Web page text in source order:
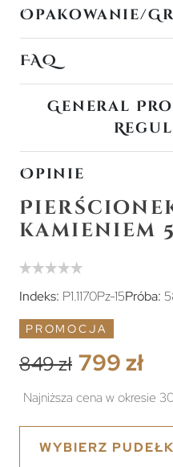
Opakowanie/
FAQ
General
Opinie
kamieniem
Indeks: P1.1170Pz-15Próba:
PROMOCJA
849 zł 799 zł
Najniższa cena w okresie
WYBIERZ